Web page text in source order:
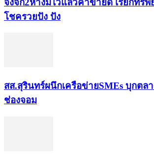
จิ้งจก​2​หาง​มีไว้แล้ว​ค้าขาย​ดี​ เรียก​ทรัพ
โชค​รวยปัง​ ปัง​
สส.สุรินทร์ผนึกเครือข่ายSMEs บุกตล
ช่องจอม